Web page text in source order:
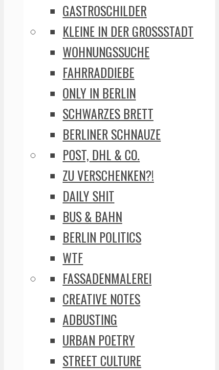
GASTROSCHILDER
KLEINE IN DER GROSSSTADT
WOHNUNGSSUCHE
FAHRRADDIEBE
ONLY IN BERLIN
SCHWARZES BRETT
BERLINER SCHNAUZE
POST, DHL & CO.
ZU VERSCHENKEN?!
DAILY SHIT
BUS & BAHN
BERLIN POLITICS
WTF
FASSADENMALEREI
CREATIVE NOTES
ADBUSTING
URBAN POETRY
STREET CULTURE